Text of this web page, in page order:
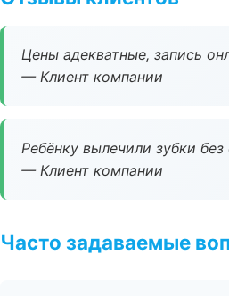
Цены адекватные, запись
— Клиент компании
Ребёнку вылечили зубки
— Клиент компании
Часто задаваемые